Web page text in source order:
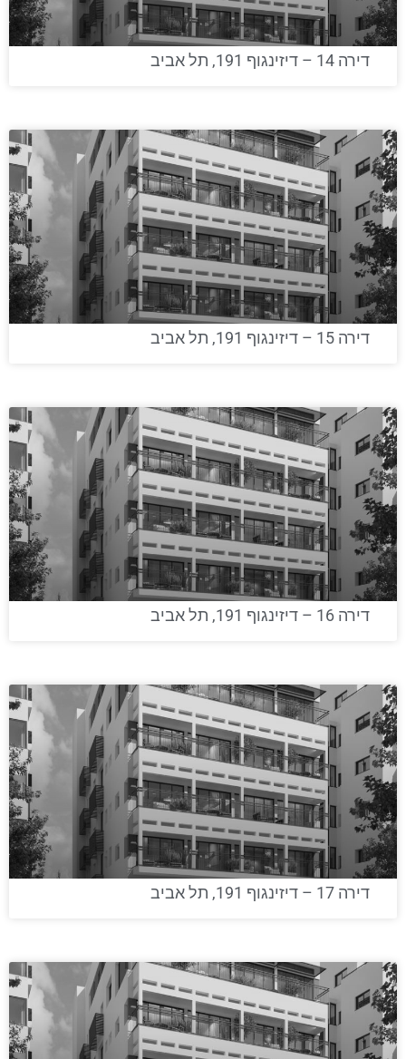
דירה 14 – דיזינגוף 191, תל אביב
דירה 15 – דיזינגוף 191, תל אביב
דירה 16 – דיזינגוף 191, תל אביב
דירה 17 – דיזינגוף 191, תל אביב